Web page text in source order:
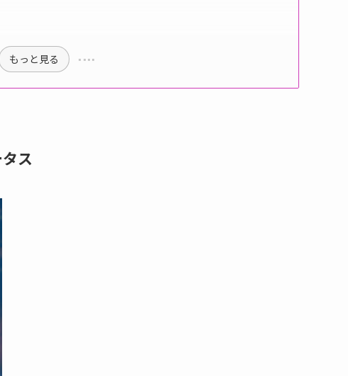
もっと見る
ス